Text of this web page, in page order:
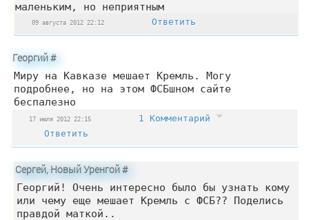
маленьким, но неприятным
09 августа 2012 22:12 Ответить
Георгий#
Миру на Кавказе мешает Кремль. Могу
подробнее, но на этом ФСБшном сайте
беспалезно
17 июля 2012 22:15
1 Комментарий
Ответить
Сергей, Новый Уренгой#
Георгий! Очень интересно было бы узнать кому
или чему еще мешает Кремль с ФСБ?? Поделись
правдой маткой..